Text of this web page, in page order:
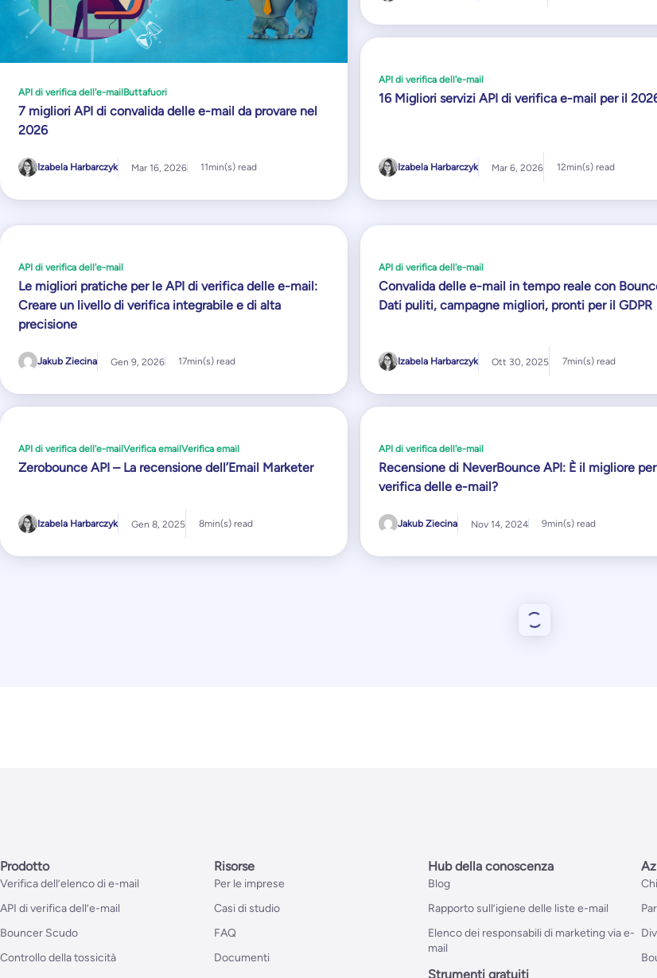
API di verifica dell'e-mail Buttafuori
7 migliori API di convalida delle e-mail da provare nel
2026
Izabela Harbarczyk Mar 16, 2026 11min(s) read
API di verifica dell'e-mail
16 Migliori servizi API di verifica e-mail per il
Izabela Harbarczyk Mar 6, 2026 12min(s) read
API di verifica dell'e-mail
Le migliori pratiche per le API di verifica delle e-mail:
Creare un livello di verifica integrabile e di alta
precisione
Jakub Ziecina Gen 9, 2026 17min(s) read
API di verifica dell'e-mail
Convalida delle e-mail in tempo reale con
Dati puliti, campagne migliori, pronti per il GDPR
Izabela Harbarczyk Ott 30, 2025 7min(s) read
API di verifica dell'e-mail Verifica email Verifica email
Zerobounce API – La recensione dell’Email Marketer
Izabela Harbarczyk Gen 8, 2025 8min(s) read
API di verifica dell'e-mail
Recensione di NeverBounce API: È il migliore
verifica delle e-mail?
Jakub Ziecina Nov 14, 2024 9min(s) read
Prodotto
Verifica dell’elenco di e-mail
API di verifica dell’e-mail
Bouncer Scudo
Controllo della tossicità
Risorse
Per le imprese
Casi di studio
FAQ
Documenti
Hub della conoscenza
Blog
Rapporto sull’igiene delle liste e-mail
Elenco dei responsabili di marketing via e-
mail
Strumenti gratuiti